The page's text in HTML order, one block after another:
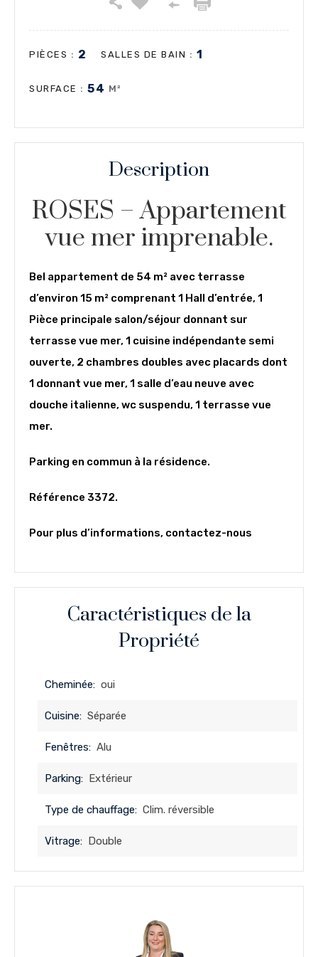
PIÈCES : 2 SALLES DE BAIN : 1
SURFACE : 54 M²
Description
ROSES – Appartement
vue mer imprenable.
Bel appartement de 54 m² avec terrasse
d’environ 15 m² comprenant 1 Hall d’entrée, 1
Pièce principale salon/séjour donnant sur
terrasse vue mer, 1 cuisine indépendante semi
ouverte, 2 chambres doubles avec placards dont
1 donnant vue mer, 1 salle d’eau neuve avec
douche italienne, wc suspendu, 1 terrasse vue
mer.
Parking en commun à la résidence.
Référence 3372.
Pour plus d’informations, contactez-nous
Caractéristiques de la
Propriété
Cheminée: oui
Cuisine: Séparée
Fenêtres: Alu
Parking: Extérieur
Type de chauffage: Clim. réversible
Vitrage: Double